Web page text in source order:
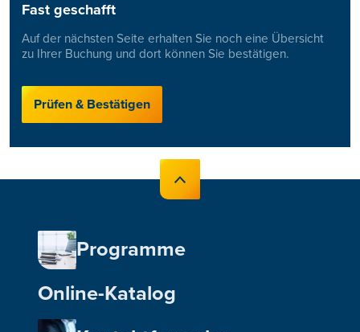
Fast geschafft
Auf der nächsten Seite erhalten Sie noch eine Übersicht
zu Ihrer Buchung und dort können Sie bestätigen.
Prüfen & Bestätigen
Programme
Online-Katalog